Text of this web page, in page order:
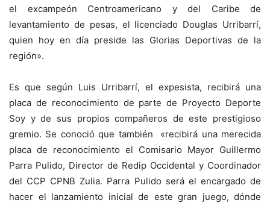
el excampeón Centroamericano y del Caribe de
levantamiento de pesas, el licenciado Douglas Urribarrí,
quien hoy en día preside las Glorias Deportivas de la
región».
Es que según Luis Urribarrí, el expesista, recibirá una
placa de reconocimiento de parte de Proyecto Deporte
Soy y de sus propios compañeros de este prestigioso
gremio. Se conoció que también «recibirá una merecida
placa de reconocimiento el Comisario Mayor Guillermo
Parra Pulido, Director de Redip Occidental y Coordinador
del CCP CPNB Zulia. Parra Pulido será el encargado de
hacer el lanzamiento inicial de este gran juego, dónde